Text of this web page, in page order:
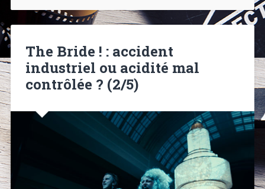
The Bride ! : accident
industriel ou acidité mal
contrôlée ? (2/5)